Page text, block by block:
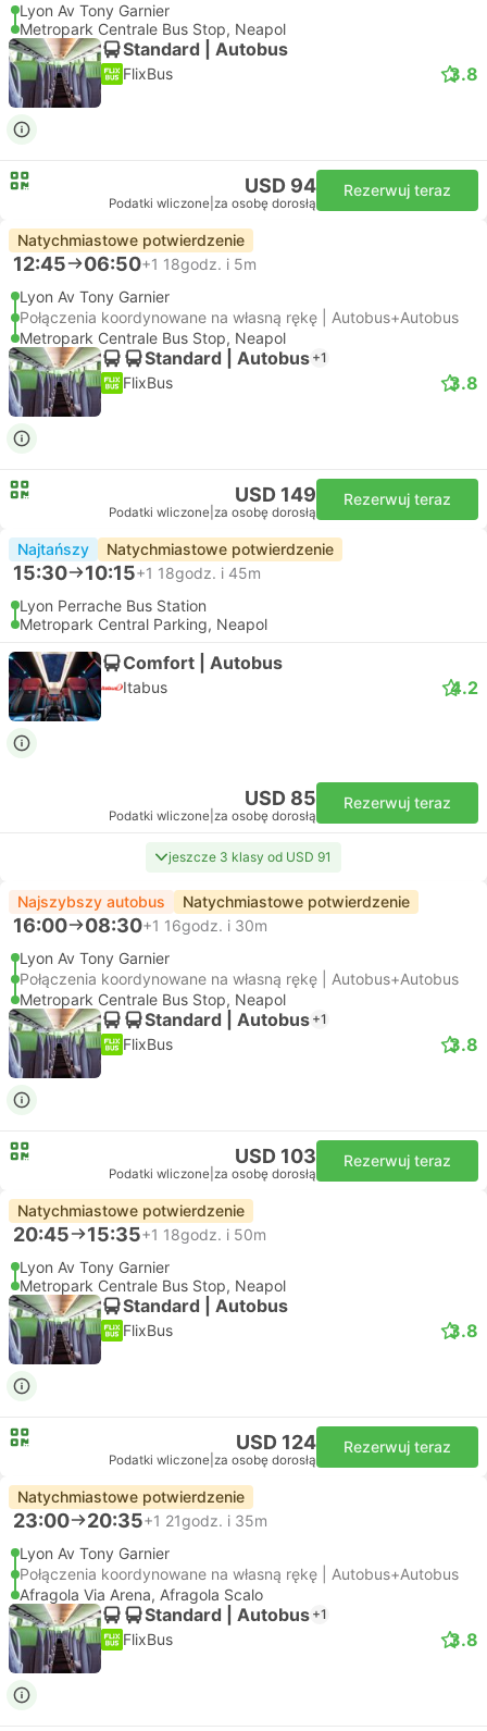
Lyon Av Tony Garnier
Metropark Centrale Bus Stop, Neapol
Standard | Autobus
FlixBus 3.8
USD 94
Podatki wliczone za osobę dorosłą
Rezerwuj teraz
Natychmiastowe potwierdzenie
12:45 06:50+1 18godz. i 5m
Lyon Av Tony Garnier
Połączenia koordynowane na własną rękę | Autobus+Autobus
Metropark Centrale Bus Stop, Neapol
Standard | Autobus +1
FlixBus 3.8
USD 149
Podatki wliczone za osobę dorosłą
Rezerwuj teraz
Najtańszy Natychmiastowe potwierdzenie
15:30 10:15+1 18godz. i 45m
Lyon Perrache Bus Station
Metropark Central Parking, Neapol
Comfort | Autobus
Itabus 4.2
USD 85
Podatki wliczone za osobę dorosłą
Rezerwuj teraz
jeszcze 3 klasy od USD 91
Najszybszy autobus Natychmiastowe potwierdzenie
16:00 08:30+1 16godz. i 30m
Lyon Av Tony Garnier
Połączenia koordynowane na własną rękę | Autobus+Autobus
Metropark Centrale Bus Stop, Neapol
Standard | Autobus +1
FlixBus 3.8
USD 103
Podatki wliczone za osobę dorosłą
Rezerwuj teraz
Natychmiastowe potwierdzenie
20:45 15:35+1 18godz. i 50m
Lyon Av Tony Garnier
Metropark Centrale Bus Stop, Neapol
Standard | Autobus
FlixBus 3.8
USD 124
Podatki wliczone za osobę dorosłą
Rezerwuj teraz
Natychmiastowe potwierdzenie
23:00 20:35+1 21godz. i 35m
Lyon Av Tony Garnier
Połączenia koordynowane na własną rękę | Autobus+Autobus
Afragola Via Arena, Afragola Scalo
Standard | Autobus +1
FlixBus 3.8